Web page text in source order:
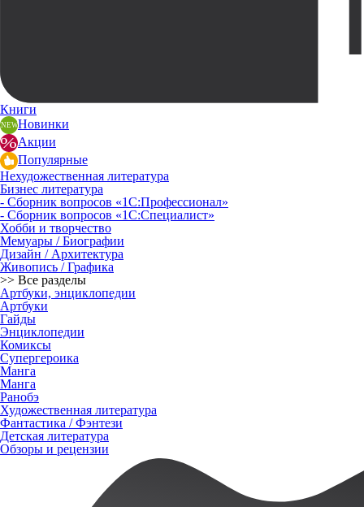
Книги
Новинки
Акции
Популярные
Нехудожественная литература
Бизнес литература
- Сборник вопросов «1С:Профессионал»
- Сборник вопросов «1С:Специалист»
Хобби и творчество
Мемуары / Биографии
Дизайн / Архитектура
Живопись / Графика
>> Все разделы
Артбуки, энциклопедии
Артбуки
Гайды
Энциклопедии
Комиксы
Супергероика
Манга
Манга
Ранобэ
Художественная литература
Фантастика / Фэнтези
Детская литература
Обзоры и рецензии